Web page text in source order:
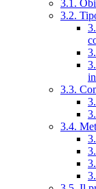
3.1.
3.2.
3.3.
3.4.